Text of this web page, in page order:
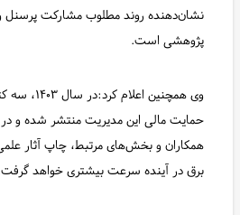
نشان‌دهنده روند مطلوب مشارکت پرسنل و
پژوهشی است.
وی همچنین اعلام
حمایت مالی این مدیریت منتشر شده و
همکاران و بخش‌های مرتبط، چاپ آثار
برق در آینده سرعت بیشتری خواهد گرفت.